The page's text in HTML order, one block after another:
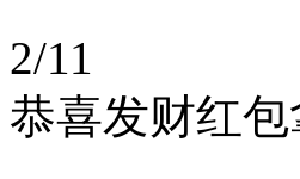
2/11
恭喜发财红